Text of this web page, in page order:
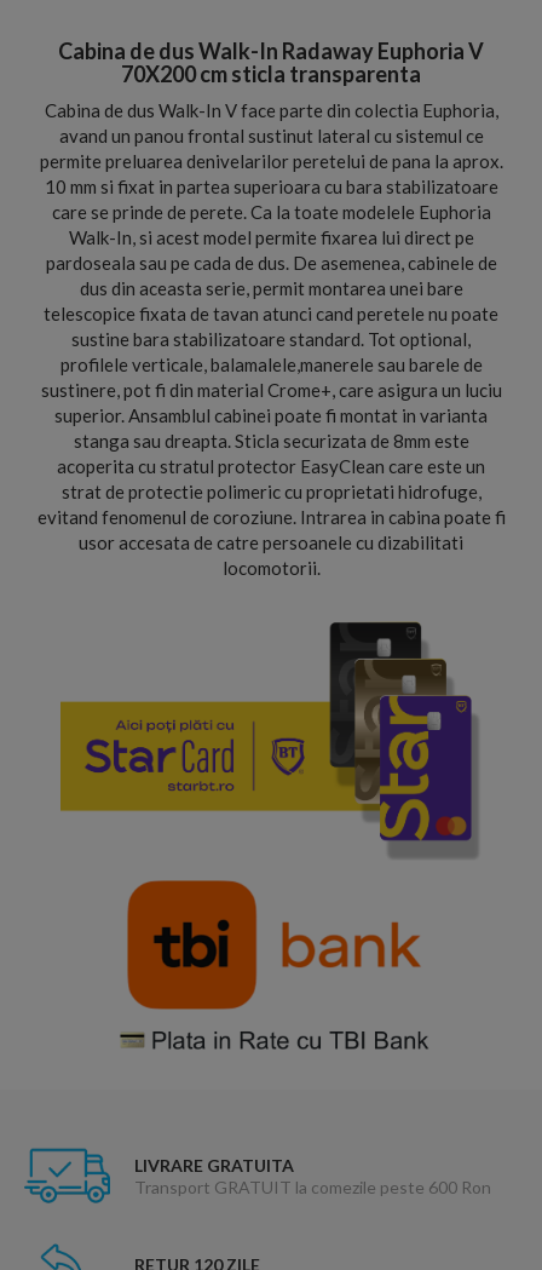
Cabina de dus Walk-In Radaway Euphoria V
70X200 cm sticla transparenta
Cabina de dus Walk-In V face parte din colectia Euphoria,
avand un panou frontal sustinut lateral cu sistemul ce
permite preluarea denivelarilor peretelui de pana la aprox.
10 mm si fixat in partea superioara cu bara stabilizatoare
care se prinde de perete. Ca la toate modelele Euphoria
Walk-In, si acest model permite fixarea lui direct pe
pardoseala sau pe cada de dus. De asemenea, cabinele de
dus din aceasta serie, permit montarea unei bare
telescopice fixata de tavan atunci cand peretele nu poate
sustine bara stabilizatoare standard. Tot optional,
profilele verticale, balamalele,manerele sau barele de
sustinere, pot fi din material Crome+, care asigura un luciu
superior. Ansamblul cabinei poate fi montat in varianta
stanga sau dreapta. Sticla securizata de 8mm este
acoperita cu stratul protector EasyClean care este un
strat de protectie polimeric cu proprietati hidrofuge,
evitand fenomenul de coroziune. Intrarea in cabina poate fi
usor accesata de catre persoanele cu dizabilitati
locomotorii.
LIVRARE GRATUITA
Transport GRATUIT la comezile peste 600 Ron
RETUR 120 ZILE